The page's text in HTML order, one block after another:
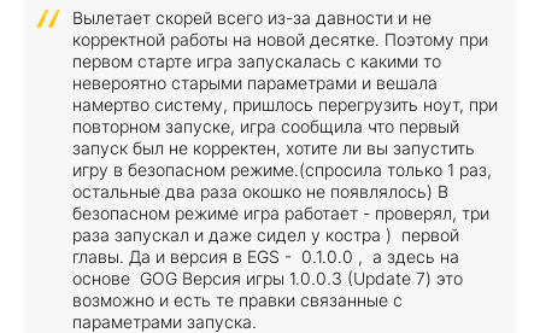
Вылетает скорей всего из-за давности и не
корректной работы на новой десятке. Поэтому при
первом старте игра запускалась с какими то
невероятно старыми параметрами и вешала
намертво систему, пришлось перегрузить ноут, при
повторном запуске, игра сообщила что первый
запуск был не корректен, хотите ли вы запустить
игру в безопасном режиме.(спросила только 1 раз,
остальные два раза окошко не появлялось) В
безопасном режиме игра работает - проверял, три
раза запускал и даже сидел у костра ) первой
главы. Да и версия в EGS - 0.1.0.0 , а здесь на
основе GOG Версия игры 1.0.0.3 (Update 7) это
возможно и есть те правки связанные с
параметрами запуска.